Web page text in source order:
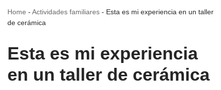
Home - Actividades familiares - Esta es mi experiencia en un taller
de cerámica
Esta es mi experiencia
en un taller de cerámica